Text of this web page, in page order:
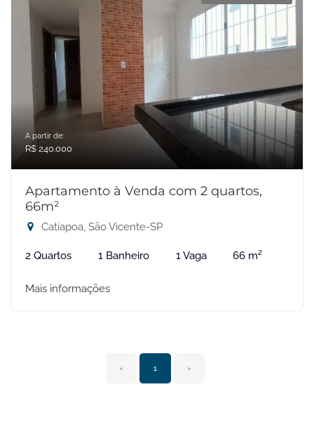
A partir de:
R$ 240.000
Apartamento à Venda com 2 quartos,
66m²
Catiapoa, São Vicente-SP
2 Quartos 1 Banheiro 1 Vaga 66 m²
Mais informações
‹ 1 ›